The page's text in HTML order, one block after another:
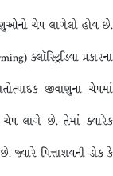
ચેપ લાગેલો હોય છે.
ક્લૉસ્ટ્રિડિયા પ્રકારના
જીવાણુના ચેપમાં
ચેપ લાગે છે. તેમાં ક્યારેક
જ્યારે પિત્તાશયની ડોક કે